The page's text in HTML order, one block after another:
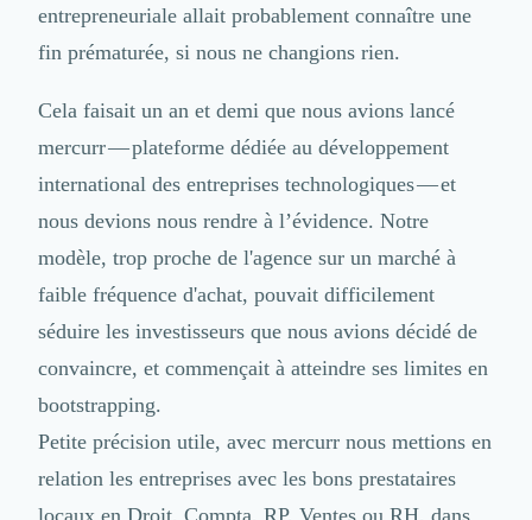
Logiciel SIRH
Logiciel de Gestion des Recrutements (ATS)
Marketing Digital
Inbound Marketing
Image de Marque & Branding
Prospection Commerciale
Production Vidéo
Goodies et Cadeaux d'affaires
Événementiel
Strategie Marketing et Positionnement
Search Engine Advertising (SEA)
Social Ads
Search Engine Optimisation (SEO)
Growth Marketing
entrepreneuriale allait probablement connaître une
fin prématurée, si nous ne changions rien.
Cela faisait un an et demi que nous avions lancé
mercurr — plateforme dédiée au développement
international des entreprises technologiques — et
nous devions nous rendre à l’évidence. Notre
modèle, trop proche de l'agence sur un marché à
faible fréquence d'achat, pouvait difficilement
séduire les investisseurs que nous avions décidé de
convaincre, et commençait à atteindre ses limites en
bootstrapping.
Petite précision utile, avec mercurr nous mettions en
relation les entreprises avec les bons prestataires
locaux en Droit, Compta, RP, Ventes ou RH, dans